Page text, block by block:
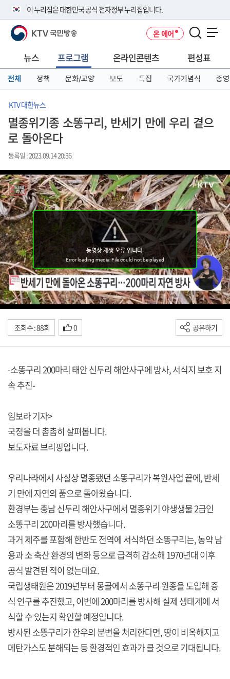
이 누리집은 대한민국 공식 전자정부 누리집입니다.
공식 누리집 주소 확인하기
니다.
이밖에 or.kr 또는 .kr등 다른 도메인 주소를 사용하고 있다면 아래 URL에
서 도메인 주소를 확인해 보세요
KTV 국민방송 온 에어
뉴스 프로그램 온라인콘텐츠 편성표
전체 정책 문화/교양 보도 특집 국가기념식 종영
KTV 대한뉴스
멸종위기종 소똥구리, 반세기 만에 우리 곁으
로 돌아온다
등록일 : 2023.09.14 20:36
조회수 : 88회 0 공유하기
-소똥구리 200마리 태안 신두리 해안사구에 방사, 서식지 보호 지
속 추진-
임보라 기자>
국정을 더 촘촘히 살펴봅니다.
보도자료 브리핑입니다.
우리나라에서 사실상 멸종됐던 소똥구리가 복원사업 끝에, 반세
기 만에 자연의 품으로 돌아왔습니다.
환경부는 충남 신두리 해안사구에서 멸종위기 야생생물 2급인
소똥구리 200마리를 방사했습니다.
과거 제주를 포함해 한반도 전역에 서식하던 소똥구리는, 농약 남
용과 소 축산 환경의 변화 등으로 급격히 감소해 1970년대 이후
공식 발견된 적이 없는데요.
국립생태원은 2019년부터 몽골에서 소똥구리 원종을 도입해 증
식 연구를 추진했고, 이번에 200마리를 방사해 실제 생태계에 서
식할 수 있는지 확인할 예정입니다.
방사된 소똥구리가 한우의 분변을 처리한다면, 땅이 비옥해지고
메탄가스도 분해되는 등 환경적인 효과가 클 것으로 기대됩니다.